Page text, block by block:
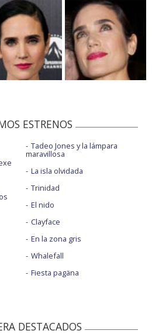
ESTRENOS
Tadeo Jones y la lámpara
maravillosa
La isla olvidada
Trinidad
El nido
Clayface
En la zona gris
Whalefall
Fiesta pagäna
DESTACADOS